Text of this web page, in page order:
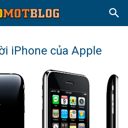
iPhone của Apple